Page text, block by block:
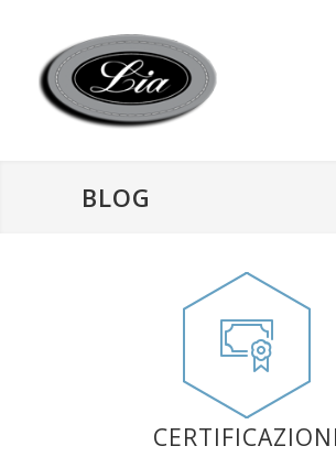
BLOG
CERTIFICAZIONI